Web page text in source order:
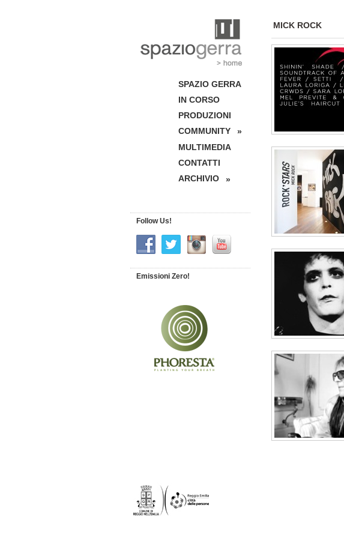
MICK ROCK
SPAZIO GERRA
IN CORSO
PRODUZIONI
COMMUNITY
»
MULTIMEDIA
CONTATTI
ARCHIVIO
»
Follow Us!
Emissioni Zero!